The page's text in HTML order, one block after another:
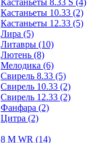
Кастаньеты 10.33 (2)
Кастаньеты 12.33 (5)
Лира (5)
Литавры (10)
Лютень (8)
Мелодика (6)
Свирель 8.33 (5)
Свирель 10.33 (2)
Свирель 12.33 (2)
Фанфара (2)
Цитра (2)
8 M WR (14)